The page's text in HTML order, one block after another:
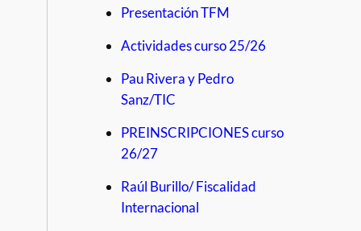
Presentación TFM
Actividades curso 25/26
Pau Rivera y Pedro
Sanz/TIC
PREINSCRIPCIONES curso
26/27
Raúl Burillo/ Fiscalidad
Internacional